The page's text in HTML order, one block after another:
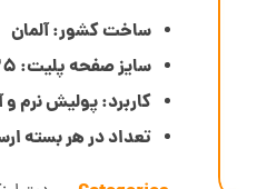
ساخت کشور: آلمان
سایز صفحه پلیت: 25 میلی متر / 1 اینچ
کاربرد: پولیش نرم و
تعداد در هر بسته